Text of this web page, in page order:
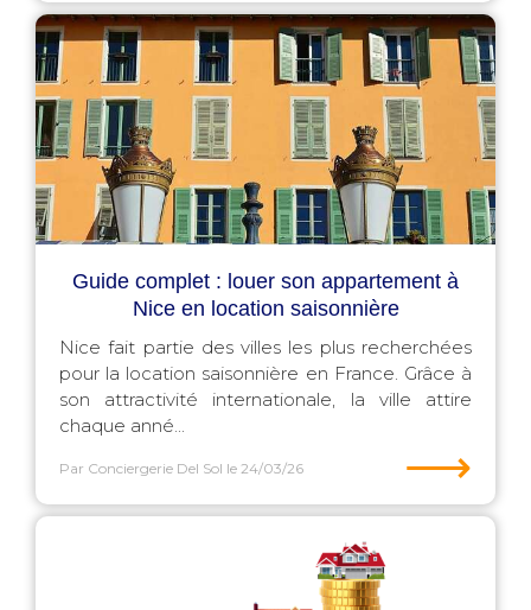
Guide complet : louer son appartement à
Nice en location saisonnière
Nice fait partie des villes les plus recherchées
pour la location saisonnière en France. Grâce à
son attractivité internationale, la ville attire
chaque anné...
Par Conciergerie Del Sol le 24/03/26 ⟶